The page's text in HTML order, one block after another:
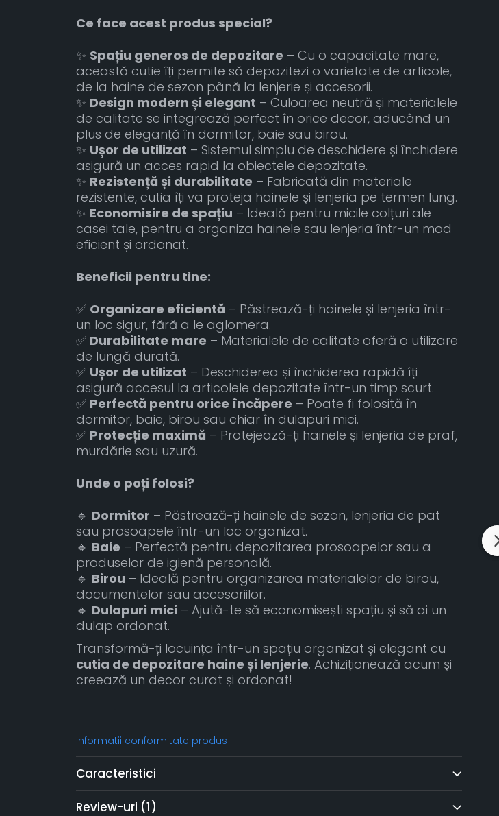
Ce face acest produs special?
✨ Spațiu generos de depozitare – Cu o capacitate mare,
această cutie îți permite să depozitezi o varietate de articole,
de la haine de sezon până la lenjerie și accesorii.
✨ Design modern și elegant – Culoarea neutră și materialele
de calitate se integrează perfect în orice decor, aducând un
plus de eleganță în dormitor, baie sau birou.
✨ Ușor de utilizat – Sistemul simplu de deschidere și închidere
asigură un acces rapid la obiectele depozitate.
✨ Rezistență și durabilitate – Fabricată din materiale
rezistente, cutia îți va proteja hainele și lenjeria pe termen lung.
✨ Economisire de spațiu – Ideală pentru micile colțuri ale
casei tale, pentru a organiza hainele sau lenjeria într-un mod
eficient și ordonat.
Beneficii pentru tine:
✅ Organizare eficientă – Păstrează-ți hainele și lenjeria într-
un loc sigur, fără a le aglomera.
✅ Durabilitate mare – Materialele de calitate oferă o utilizare
de lungă durată.
✅ Ușor de utilizat – Deschiderea și închiderea rapidă îți
asigură accesul la articolele depozitate într-un timp scurt.
✅ Perfectă pentru orice încăpere – Poate fi folosită în
dormitor, baie, birou sau chiar în dulapuri mici.
✅ Protecție maximă – Protejează-ți hainele și lenjeria de praf,
murdărie sau uzură.
Unde o poți folosi?
🔹 Dormitor – Păstrează-ți hainele de sezon, lenjeria de pat
sau prosoapele într-un loc organizat.
🔹 Baie – Perfectă pentru depozitarea prosoapelor sau a
produselor de igienă personală.
🔹 Birou – Ideală pentru organizarea materialelor de birou,
documentelor sau accesoriilor.
🔹 Dulapuri mici – Ajută-te să economisești spațiu și să ai un
dulap ordonat.
Transformă-ți locuința într-un spațiu organizat și elegant cu
cutia de depozitare haine și lenjerie. Achiziționează acum și
creează un decor curat și ordonat!
Informatii conformitate produs
Caracteristici
Review-uri (1)